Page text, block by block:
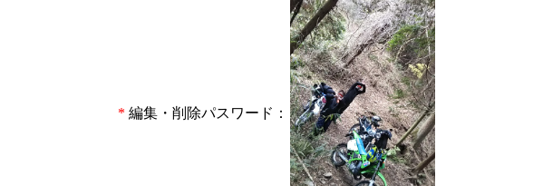
* 編集・削除パスワード：